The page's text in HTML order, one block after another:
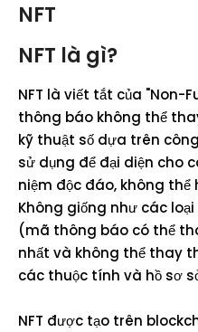
NFT
NFT là gì?
NFT là viết tắt của "Non-
thông báo không thể
kỹ thuật số dựa trên
sử dụng để đại diện cho
niệm độc đáo, không thể
Không giống như các
(mã thông báo có thể
nhất và không thể thay
các thuộc tính và hồ sơ
NFT được tạo trên